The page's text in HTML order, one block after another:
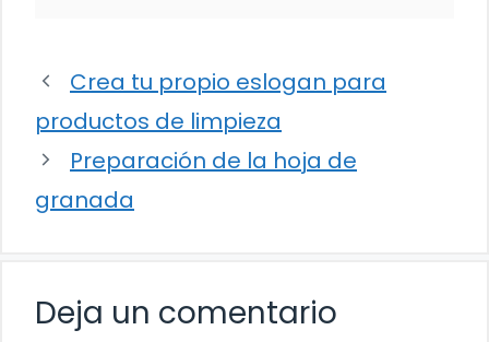
Crea tu propio eslogan para
productos de limpieza
Preparación de la hoja de
granada
Deja un comentario